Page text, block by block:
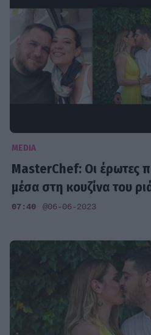
MEDIA
MasterChef: Οι έρωτες
μέσα στη κουζίνα του
07:40 @06-06-2023